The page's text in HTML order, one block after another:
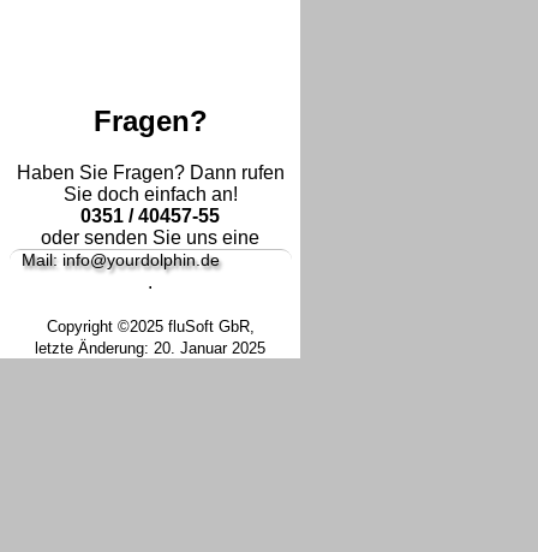
Fragen?
Haben Sie Fragen? Dann rufen
Sie doch einfach an!
0351 / 40457-55
oder senden Sie uns eine
Mail: info@yourdolphin.de
.
Copyright ©2025 fluSoft GbR,
letzte Änderung: 20. Januar 2025